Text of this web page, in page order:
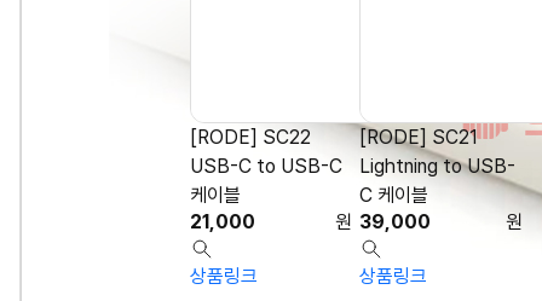
[RODE] SC22
USB-C to USB-C
케이블
21,000
원
상품링크
[RODE] SC21
Lightning to USB-
C 케이블
39,000
원
상품링크